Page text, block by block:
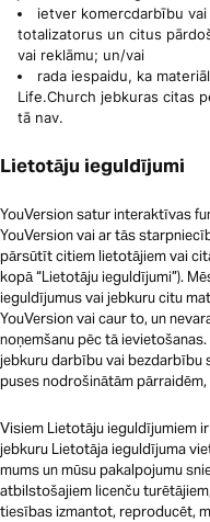
ietver komercdarbību
totalizatorus un citus
vai reklāmu; un/vai
rada iespaidu, ka
Life.Church jebkuras citas
tā nav.
Lietotāju ieguldījumi
YouVersion satur interaktīvas
YouVersion vai ar tās
pārsūtīt citiem lietotājiem vai
kopā “Lietotāju ieguldījumi”).
ieguldījumus vai jebkuru citu
YouVersion vai caur to, un
noņemšanu pēc tā
jebkuru darbību vai bezdarbību
puses nodrošinātām
Visiem Lietotāju ieguldījumiem
jebkuru Lietotāja ieguldījuma
mums un mūsu pakalpojumu
atbilstošajiem licenču
tiesības izmantot, reproducēt,